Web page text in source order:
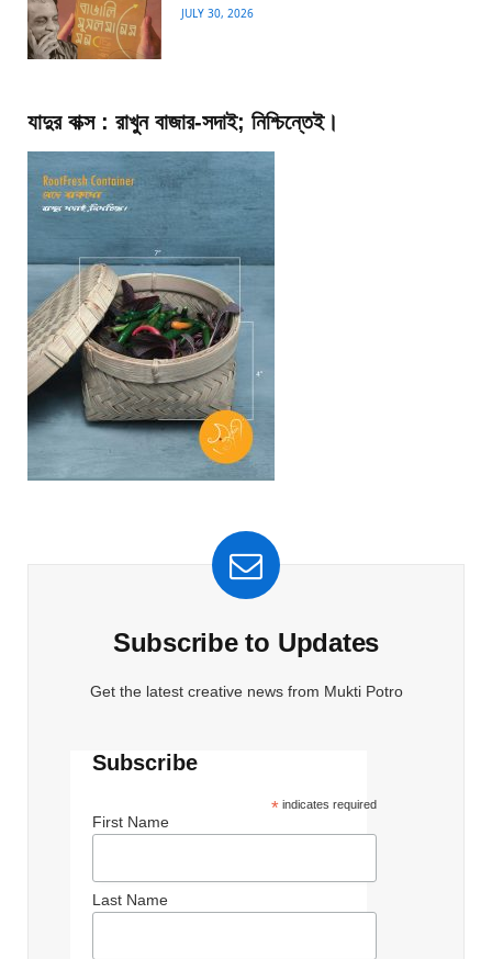
JULY 30, 2026
যাদুর বাক্স : রাখুন বাজার-সদাই; নিশ্চিন্তেই।
Subscribe to Updates
Get the latest creative news from Mukti Potro
Subscribe
* indicates required
First Name
Last Name